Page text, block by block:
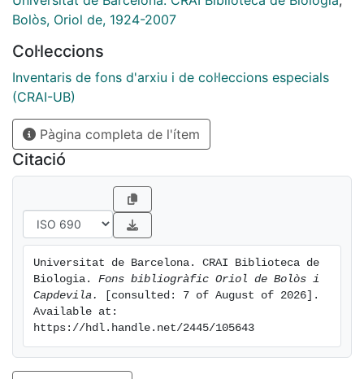
Bolòs, Oriol de, 1924-2007
Col·leccions
Inventaris de fons d'arxiu i de col·leccions especials
(CRAI-UB)
Pàgina completa de l'ítem
Citació
Universitat de Barcelona. CRAI Biblioteca de
Biologia. Fons bibliogràfic Oriol de Bolòs i
Capdevila.
[consulted: 7 of August of 2026].
Available at:
https://hdl.handle.net/2445/105643